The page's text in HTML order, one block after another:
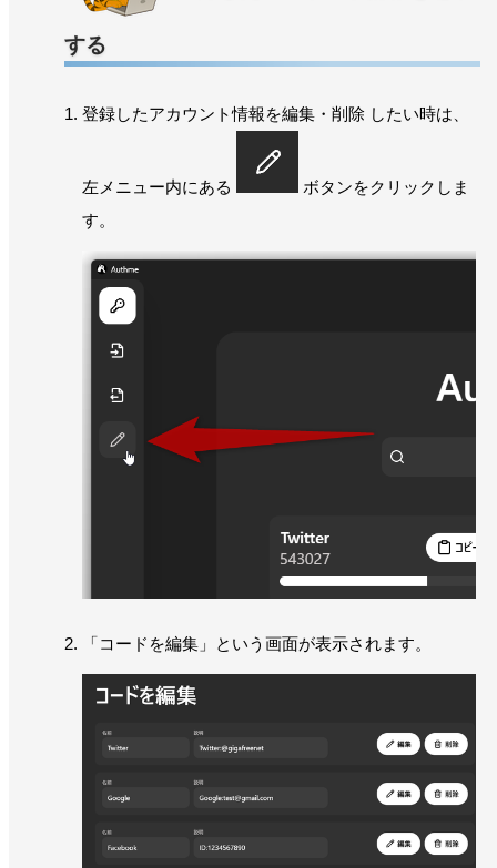
する
登録したアカウント情報を編集・削除 したい時は、
左メニュー内にある
ボタンをクリックしま
す。
「コードを編集」という画面が表示されます。